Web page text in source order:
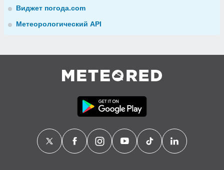
Виджет погода.com
Метеорологический API